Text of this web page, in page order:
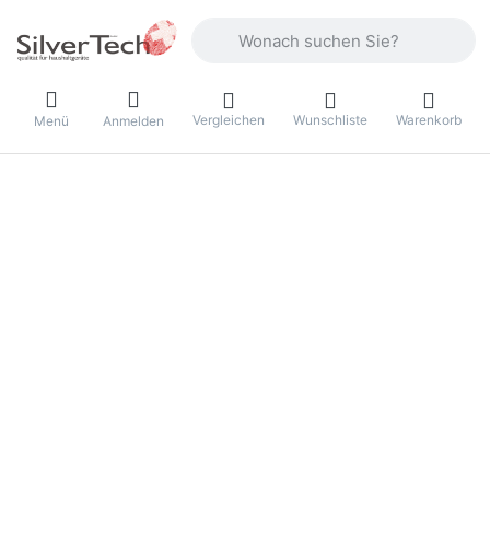
Menü Anmelden Vergleichen Wunschliste Warenkorb